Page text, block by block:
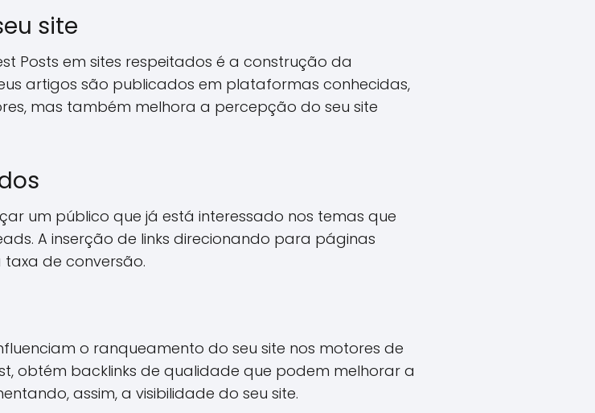
site
Posts em sites respeitados é a construção da
artigos são publicados em plataformas conhecidas,
mas também melhora a percepção do seu site
um público que já está interessado nos temas que
A inserção de links direcionando para páginas
de conversão.
o ranqueamento do seu site nos motores de
obtém backlinks de qualidade que podem melhorar a
assim, a visibilidade do seu site.